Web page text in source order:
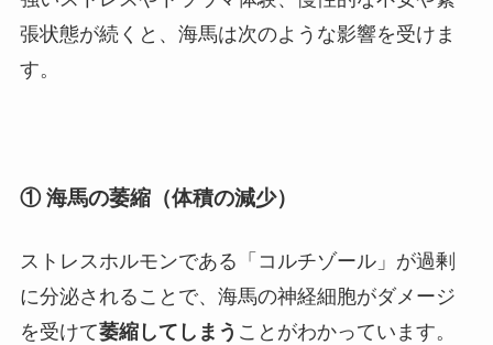
張状態が続くと、海馬は次のような影響を受けま
す。
① 海馬の萎縮（体積の減少）
ストレスホルモンである「コルチゾール」が過剰
に分泌されることで、海馬の神経細胞がダメージ
を受けて萎縮してしまう ことがわかっています。